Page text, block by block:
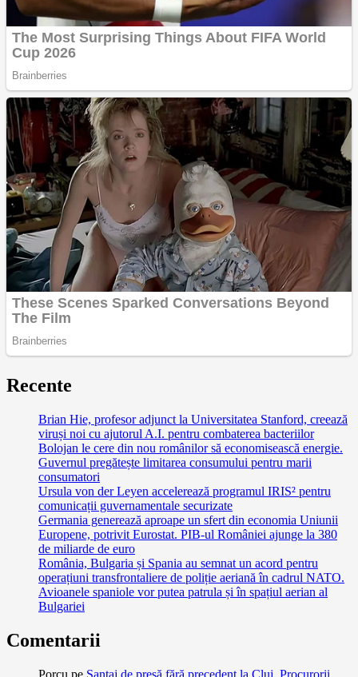
Recente
Brian Hie, profesor adjunct la Universitatea Stanford, creează
viruși noi cu ajutorul A.I. pentru combaterea bacteriilor
Bolojan le cere din nou românilor să economisească energie.
Guvernul pregătește limitarea consumului pentru marii
consumatori
Ursula von der Leyen accelerează programul IRIS² pentru
comunicații guvernamentale securizate
Germania generează aproape un sfert din economia Uniunii
Europene, potrivit Eurostat. PIB-ul României ajunge la 380
de miliarde de euro
România, Bulgaria și Spania au semnat un acord pentru
operațiuni transfrontaliere de poliție aeriană în cadrul NATO.
Avioanele spaniole vor putea patrula și în spațiul aerian al
Bulgariei
Comentarii